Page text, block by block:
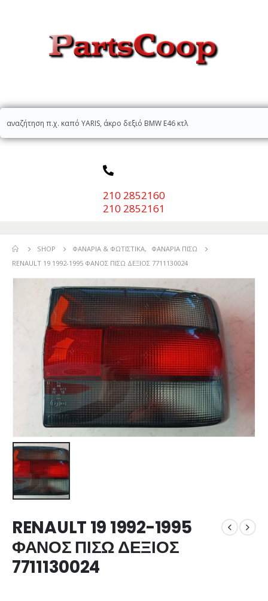
210 2852160
210 2852161
SHOP ΦΑΝΆΡΙΑ & ΦΩΤΙΣΤΙΚΆ,
ΦΑΝΆΡΙΑ ΠΊΣΩ
RENAULT 19 1992-1995 ΦΑΝΟΣ ΠΙΣΩ ΔΕΞΙΟΣ 7711130024
RENAULT 19 1992-1995
ΦΑΝΟΣ ΠΙΣΩ ΔΕΞΙΟΣ
7711130024